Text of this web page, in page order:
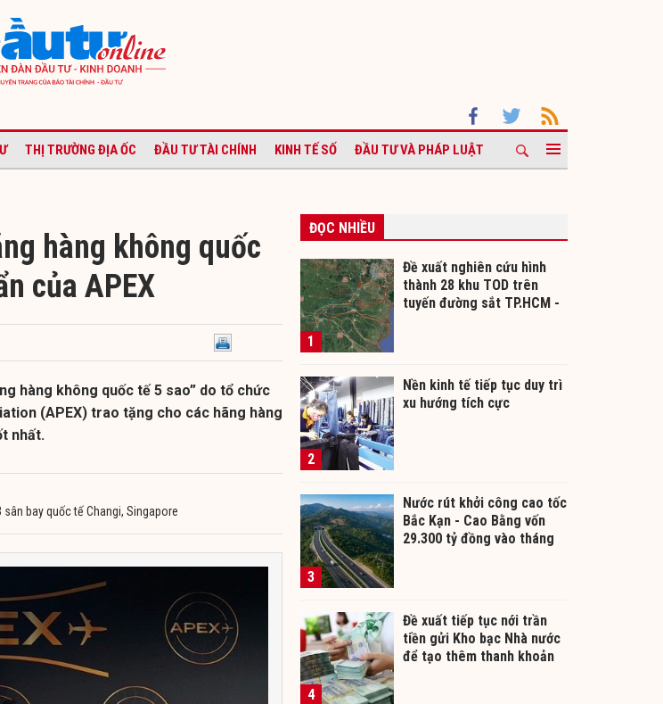
THỊ TRƯỜNG ĐỊA ỐC ĐẦU TƯ TÀI CHÍNH KINH TẾ SỐ ĐẦU TƯ VÀ PHÁP LUẬT
hàng không quốc
của APEX
hàng không quốc tế 5 sao” do tổ chức
(APEX) trao tặng cho các hãng hàng
nhất.
bay quốc tế Changi, Singapore
ĐỌC NHIỀU
1
Đề xuất nghiên cứu hình
thành 28 khu TOD trên
tuyến đường sắt TP.HCM -
2
Nền kinh tế tiếp tục duy trì
xu hướng tích cực
3
Nước rút khởi công cao tốc
Bắc Kạn - Cao Bằng vốn
29.300 tỷ đồng vào tháng
4
Đề xuất tiếp tục nới trần
tiền gửi Kho bạc Nhà nước
để tạo thêm thanh khoản